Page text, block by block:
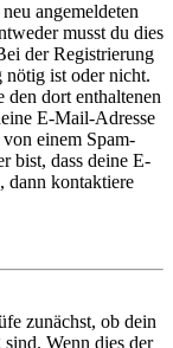
angemeldeten
musst du dies
der Registrierung
ist oder nicht.
dort enthaltenen
E-Mail-Adresse
einem Spam-
bist, dass deine E-
dann kontaktiere
zunächst, ob dein
Wenn dies der